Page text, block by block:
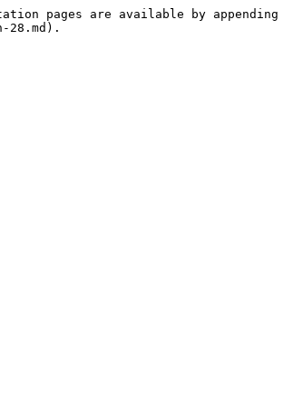
pages are available by appending
28.md).